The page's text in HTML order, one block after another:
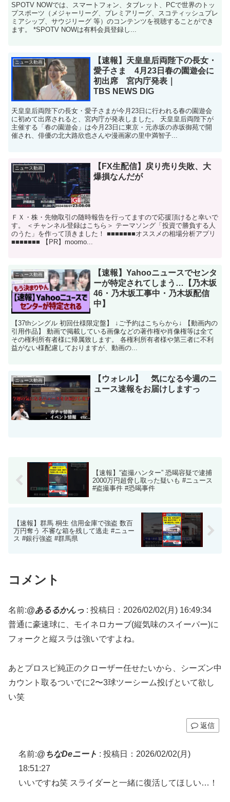
SPOTV NOWでは、スマートフォン、タブレット、PCで世界のトッ
プスポーツ（メジャーリーグ、プレミアリーグ、スコティッシュプレ
ミアシップ、サウジリーグ 等）のコンテンツを視聴することができ
ます。 *SPOTV NOWは有料会員登録し...
ニュース動画
【速報】天皇皇后両陛下の長女・
愛子さま 4月23日春の園遊会に
初出席 宮内庁発表｜
TBS NEWS DIG
天皇皇后両陛下の長女・愛子さまが今月23日に行われる春の園遊会
に初めて出席されると、宮内庁が発表しました。 天皇皇后両陛下が
主催する「春の園遊会」は今月23日に東京・元赤坂の赤坂御苑で開
催され、俳優の北大路欣也さんや漫画家の里中満智子...
ニュース動画
【FX生配信】戻り売り失敗、大
爆損なんだが
ＦＸ・株・先物取引の随時報告を行ってますので応援頂けると幸いで
す。 ＜チャンネル登録はこちら＞ テーマソング「投資で勝負する人
のうた」を作って頂きました！ ■■■■■■■オススメの相場分析アプリ
■■■■■■■ 【PR】moomo...
ニュース動画
【速報】Yahooニュースでセンタ
ーが特定されてしまう…【乃木坂
46・乃木坂工事中・乃木坂配信
中】
【37thシングル 初回仕様限定盤】 ↓ご予約はこちらから↓ 【動画内の
引用作品】 動画で掲載している画像などの著作権や肖像権等は全て
その権利所有者様に帰属致します。 各権利所有者様や第三者に不利
益がない様配慮しておりますが、動画の...
ニュース動画
【ウォレル】 気になる今週のニ
ュース速報をお届けしますっ
【速報】“盗撮ハンター” 恐喝容疑で逮捕
2000万円超脅し取った疑いも #ニュース
#盗撮事件 #恐喝事件
【速報】群馬 桐生 信用金庫で強盗 数百
万円奪う 不審な箱を残して逃走 #ニュー
ス #銀行強盗 #群馬県
コメント
名前:@あるるかんっ : 投稿日：2026/02/02(月) 16:49:34
普通に豪速球に、モイネロカーブ(縦気味のスイーパー)に
フォークと縦スラは強いですよね。
あとプロスピ純正のクローザー任せたいから、シーズン中
カウント取るついでに2〜3球ツーシーム投げといて欲し
い笑
返信
名前:@ちなDeニート : 投稿日：2026/02/02(月)
18:51:27
いいですね笑 スライダーと一緒に復活してほしい…！